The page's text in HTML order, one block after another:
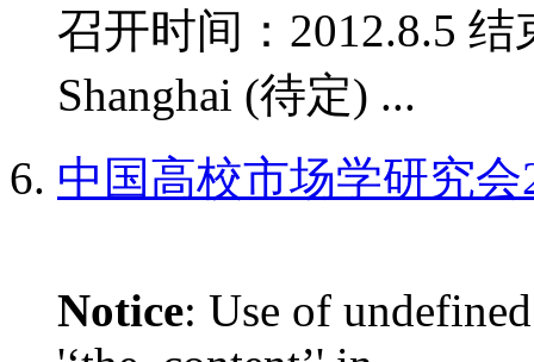
召开时间：2012.8.5
Shanghai (待定) ...
中国高校市场学研究会
Notice: Use of